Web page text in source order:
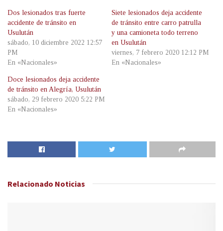
Dos lesionados tras fuerte
accidente de tránsito en
Usulután
sábado, 10 diciembre 2022 12:57
PM
En «Nacionales»
Siete lesionados deja accidente
de tránsito entre carro patrulla
y una camioneta todo terreno
en Usulután
viernes, 7 febrero 2020 12:12 PM
En «Nacionales»
Doce lesionados deja accidente
de tránsito en Alegría, Usulután
sábado, 29 febrero 2020 5:22 PM
En «Nacionales»
Relacionado Noticias